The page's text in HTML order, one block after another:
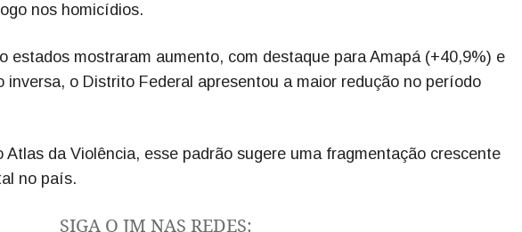
nos homicídios.
estados mostraram aumento, com destaque para Amapá (+40,9%) e
inversa, o Distrito Federal apresentou a maior redução no período
Atlas da Violência, esse padrão sugere uma fragmentação crescente
no país.
SIGA O JM NAS REDES: